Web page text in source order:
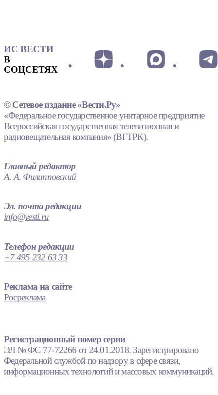
ИС ВЕСТИ
В
СОЦСЕТЯХ
© Сетевое издание «Вести.Ру»
«Федеральное государственное унитарное предприятие
Всероссийская государственная телевизионная и
радиовещательная компания» (ВГТРК).
Главный редактор
А. А. Филипповский
Эл. почта редакции
info@vesti.ru
Телефон редакции
+7 495 232 63 33
Реклама на сайте
Росреклама
Регистрационный номер серии
ЭЛ № ФС 77-72266 от 24.01.2018. Зарегистрировано
Федеральной службой по надзору в сфере связи,
информационных технологий и массовых коммуникаций.